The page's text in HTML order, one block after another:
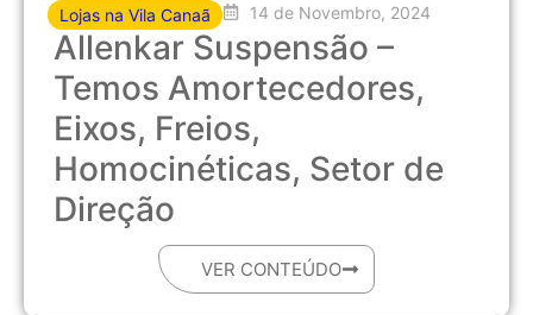
Lojas na Vila Canaã 14 de Novembro, 2024
Allenkar Suspensão –
Temos Amortecedores,
Eixos, Freios,
Homocinéticas, Setor de
Direção
VER CONTEÚDO